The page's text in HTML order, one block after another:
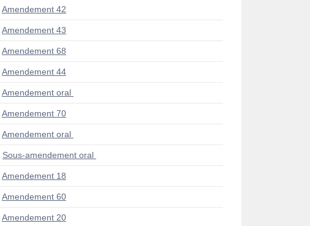
Amendement 42
Amendement 43
Amendement 68
Amendement 44
Amendement oral
Amendement 70
Amendement oral
Sous-amendement oral
Amendement 18
Amendement 60
Amendement 20